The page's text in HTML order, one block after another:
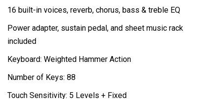
16 built-in voices, reverb, chorus, bass & treble EQ
Power adapter, sustain pedal, and sheet music rack
included
Keyboard: Weighted Hammer Action
Number of Keys: 88
Touch Sensitivity: 5 Levels + Fixed